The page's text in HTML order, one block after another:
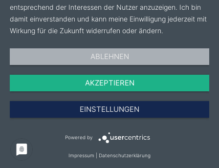
entsprechend der Interessen der Nutzer anzuzeigen. Ich bin
damit einverstanden und kann meine Einwilligung jederzeit mit
Wirkung für die Zukunft widerrufen oder ändern.
ABLEHNEN
AKZEPTIEREN
EINSTELLUNGEN
Powered by
Impressum Datenschutzerklärung